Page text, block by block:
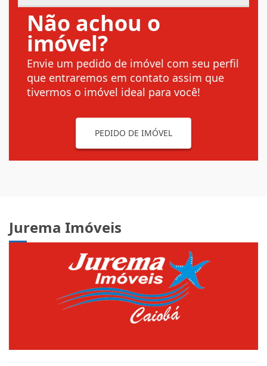
Não achou o
imóvel?
Envie um pedido de imóvel com seu perfil
que entraremos em contato assim que
tivermos o imóvel ideal para você!
PEDIDO DE IMÓVEL
Jurema Imóveis